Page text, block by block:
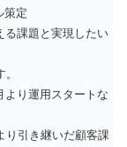
策定
る課題と実現したい
より運用スタートな
り引き継いだ顧客課